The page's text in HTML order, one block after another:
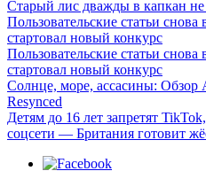
Старый лис дважды в капкан
Пользовательские статьи
стартовал новый конкурс
Пользовательские статьи
стартовал новый конкурс
Солнце, море, ассасины: Обзор
Resynced
Детям до 16 лет запретят
соцсети — Британия готовит